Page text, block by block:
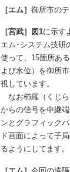
［エム］ 御所市の
［宮武］図1に示す
エム･システム技研
使って、15箇所あ
よび水位）を御所
視しています。
なお櫛羅（くじ
からの信号を中継
ンとグラフィック
ド画面によって子
るようにしてます。